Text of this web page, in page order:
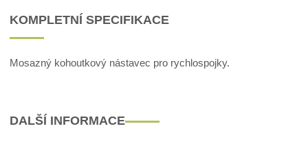
KOMPLETNÍ SPECIFIKACE
Mosazný kohoutkový nástavec pro rychlospojky.
DALŠÍ INFORMACE